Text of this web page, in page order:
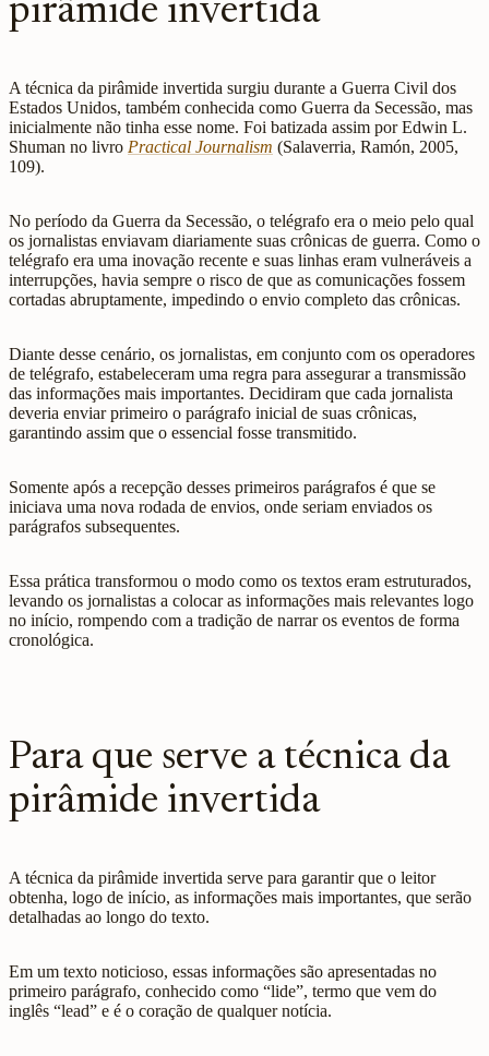
pirâmide invertida
A técnica da pirâmide invertida surgiu durante a Guerra Civil dos
Estados Unidos, também conhecida como Guerra da Secessão, mas
inicialmente não tinha esse nome. Foi batizada assim por Edwin L.
Shuman no livro Practical Journalism (Salaverria, Ramón, 2005,
109).
No período da Guerra da Secessão, o telégrafo era o meio pelo qual
os jornalistas enviavam diariamente suas crônicas de guerra. Como o
telégrafo era uma inovação recente e suas linhas eram vulneráveis a
interrupções, havia sempre o risco de que as comunicações fossem
cortadas abruptamente, impedindo o envio completo das crônicas.
Diante desse cenário, os jornalistas, em conjunto com os operadores
de telégrafo, estabeleceram uma regra para assegurar a transmissão
das informações mais importantes. Decidiram que cada jornalista
deveria enviar primeiro o parágrafo inicial de suas crônicas,
garantindo assim que o essencial fosse transmitido.
Somente após a recepção desses primeiros parágrafos é que se
iniciava uma nova rodada de envios, onde seriam enviados os
parágrafos subsequentes.
Essa prática transformou o modo como os textos eram estruturados,
levando os jornalistas a colocar as informações mais relevantes logo
no início, rompendo com a tradição de narrar os eventos de forma
cronológica.
Para que serve a técnica da
pirâmide invertida
A técnica da pirâmide invertida serve para garantir que o leitor
obtenha, logo de início, as informações mais importantes, que serão
detalhadas ao longo do texto.
Em um texto noticioso, essas informações são apresentadas no
primeiro parágrafo, conhecido como “lide”, termo que vem do
inglês “lead” e é o coração de qualquer notícia.